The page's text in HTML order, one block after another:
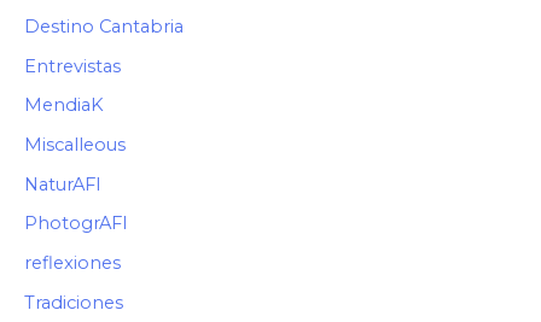
Destino Cantabria
Entrevistas
MendiaK
Miscalleous
NaturAFI
PhotogrAFI
reflexiones
Tradiciones